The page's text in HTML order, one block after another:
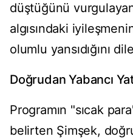
düştüğünü
algısındaki
olumlu yansıdığını
Doğrudan Yabancı
Programın "sıcak
belirten Şimşek,